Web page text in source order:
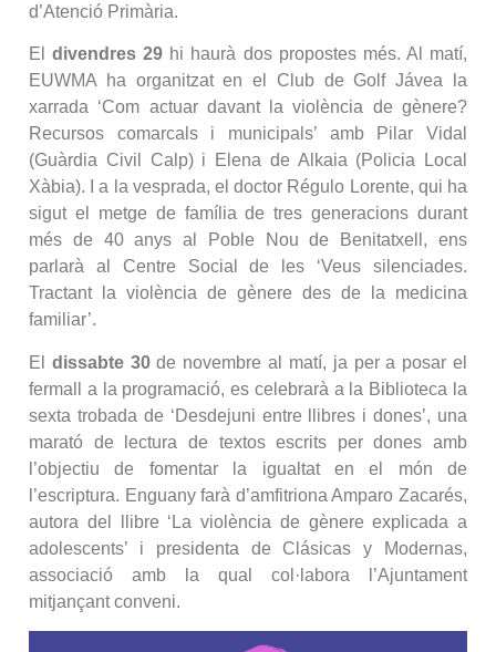
d’Atenció Primària.
Eldivendres 29 hi haurà dos propostes més. Al matí,
EUWMA ha organitzat en el Club de Golf Jávea la
xarrada ‘Com actuar davant la violència de gènere?
Recursos comarcals i municipals’ amb Pilar Vidal
(Guàrdia Civil Calp) i Elena de Alkaia (Policia Local
Xàbia). I a la vesprada, el doctor Régulo Lorente, qui ha
sigut el metge de família de tres generacions durant
més de 40 anys al Poble Nou de Benitatxell, ens
parlarà al Centre Social de les ‘Veus silenciades.
Tractant la violència de gènere des de la medicina
familiar’.
El dissabte 30de novembre al matí, ja per a posar el
fermall a la programació, es celebrarà a la Biblioteca la
sexta trobada de ‘Desdejuni entre llibres i dones’, una
marató de lectura de textos escrits per dones amb
l’objectiu de fomentar la igualtat en el món de
l’escriptura. Enguany farà d’amfitriona Amparo Zacarés,
autora del llibre ‘La violència de gènere explicada a
adolescents’ i presidenta de Clásicas y Modernas,
associació amb la qual col·labora l’Ajuntament
mitjançant conveni.